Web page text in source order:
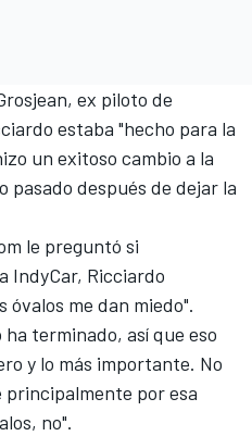
, ex piloto de
estaba "hecho para la
un exitoso cambio a la
pasado después de dejar la
le preguntó si
IndyCar, Ricciardo
óvalos me dan miedo".
terminado, así que eso
y lo más importante. No
por esa
no".